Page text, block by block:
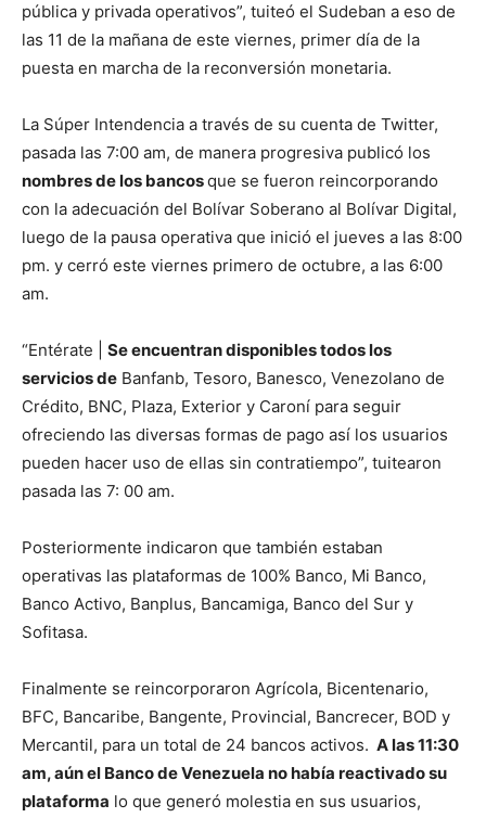
pública y privada operativos”, tuiteó el Sudeban a eso de
las 11 de la mañana de este viernes, primer día de la
puesta en marcha de la reconversión monetaria.
La Súper Intendencia a través de su cuenta de Twitter,
pasada las 7:00 am, de manera progresiva publicó los
nombres de los bancosque se fueron reincorporando
con la adecuación del Bolívar Soberano al Bolívar Digital,
luego de la pausa operativa que inició el jueves a las 8:00
pm. y cerró este viernes primero de octubre, a las 6:00
am.
“Entérate | Se encuentran disponibles todos los
servicios de Banfanb, Tesoro, Banesco, Venezolano de
Crédito, BNC, Plaza, Exterior y Caroní para seguir
ofreciendo las diversas formas de pago así los usuarios
pueden hacer uso de ellas sin contratiempo”, tuitearon
pasada las 7: 00 am.
Posteriormente indicaron que también estaban
operativas las plataformas de 100% Banco, Mi Banco,
Banco Activo, Banplus, Bancamiga, Banco del Sur y
Sofitasa.
Finalmente se reincorporaron Agrícola, Bicentenario,
BFC, Bancaribe, Bangente, Provincial, Bancrecer, BOD y
Mercantil, para un total de 24 bancos activos. A las 11:30
am, aún el Banco de Venezuela no había reactivado su
plataforma lo que generó molestia en sus usuarios,